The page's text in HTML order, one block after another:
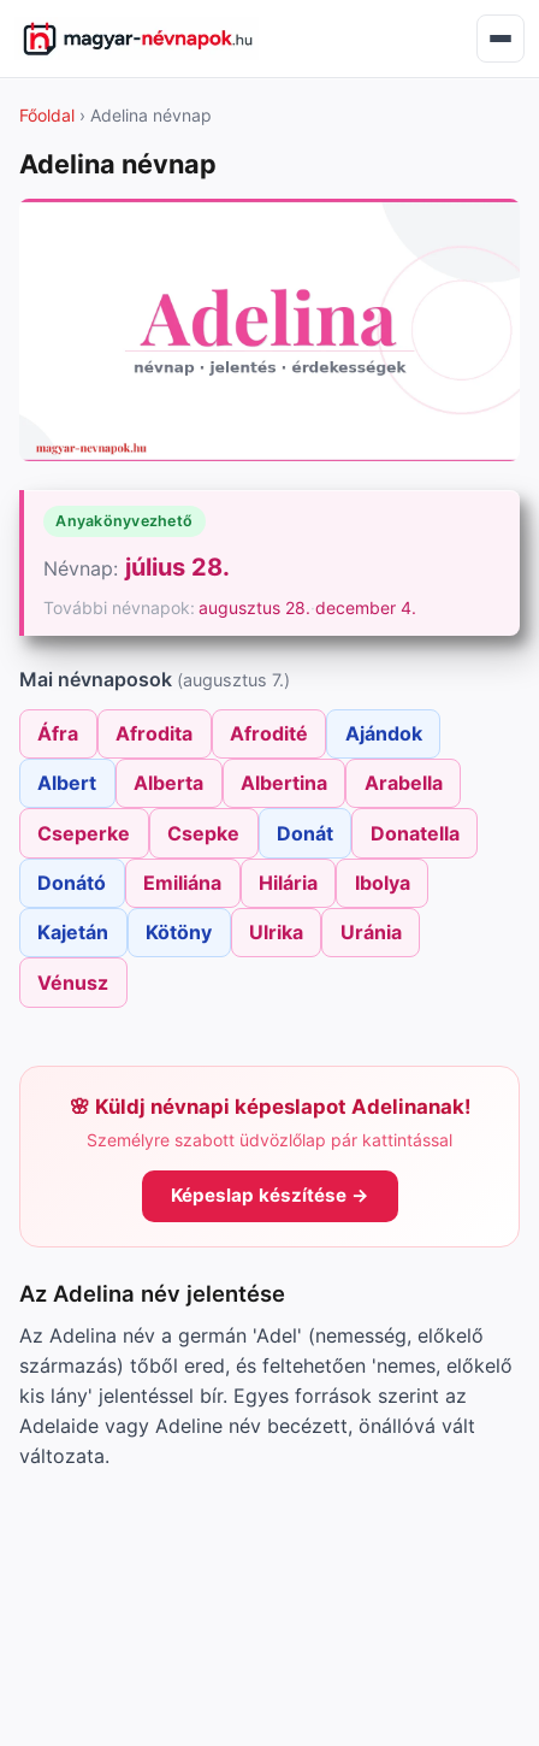
Főoldal › Adelina névnap
Adelina névnap
Anyakönyvezhető
Névnap: július 28.
További névnapok: augusztus 28.·december 4.
Mai névnaposok (augusztus 7.)
Áfra Afrodita Afrodité Ajándok
Albert Alberta Albertina Arabella
Cseperke Csepke Donát Donatella
Donátó Emiliána Hilária Ibolya
Kajetán Kötöny Ulrika Uránia
Vénusz
Küldj névnapi képeslapot Adelinanak!
Személyre szabott üdvözlőlap pár kattintással
Képeslap készítése →
Az Adelina név jelentése
Az Adelina név a germán 'Adel' (nemesség, előkelő
származás) tőből ered, és feltehetően 'nemes, előkelő
kis lány' jelentéssel bír. Egyes források szerint az
Adelaide vagy Adeline név becézett, önállóvá vált
változata.